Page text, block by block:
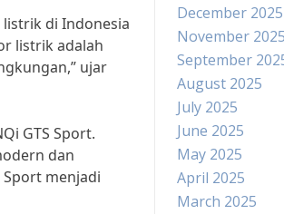
di Indonesia
listrik adalah
ujar
GTS Sport.
dan
menjadi
December 2025
November 2025
September
August 2025
July 2025
June 2025
May 2025
April 2025
March 2025